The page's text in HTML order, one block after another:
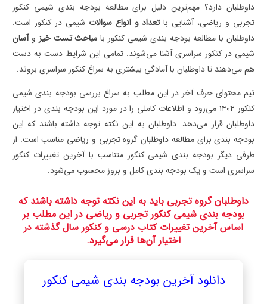
داوطلبان دارد؟ مهم‌ترین دلیل برای مطالعه بودجه بندی شیمی کنکور
تجربی و ریاضی، آشنایی باتعداد و انواع سوالات شیمی در کنکور است.
داوطلبان با مطالعه بودجه بندی شیمی کنکور با مباحث تست خیز وآسان
شیمی در کنکور سراسری آشنا می‌شوند. تمامی این شرایط دست به دست
هم می‌دهند تا داوطلبان با آمادگی بیشتری به سراغ کنکور سراسری بروند.
تیم محتوای حرف آخر در این مطلب به سراغ بررسی بودجه بندی شیمی
کنکور ۱۴۰۴ می‌رود و اطلاعات کاملی را در مورد این بودجه بندی در اختیار
داوطلبان قرار می‌دهد. داوطلبان به این نکته توجه داشته باشند که این
بودجه بندی برای مطالعه داوطلبان گروه تجربی و ریاضی مناسب است. از
طرفی دیگر بودجه بندی شیمی کنکور متناسب با آخرین تغییرات کنکور
سراسری است و یک بودجه بندی کامل و بروز محسوب می‌شود.
داوطلبان گروه تجربی باید به این نکته توجه داشته باشند که
بودجه بندی شیمی کنکور تجربی و ریاضی در این مطلب بر
اساس آخرین تغییرات کتاب درسی و کنکور سال گذشته در
اختیار آن‌ها قرار می‌گیرد.
دانلود آخرین بودجه بندی شیمی کنکور